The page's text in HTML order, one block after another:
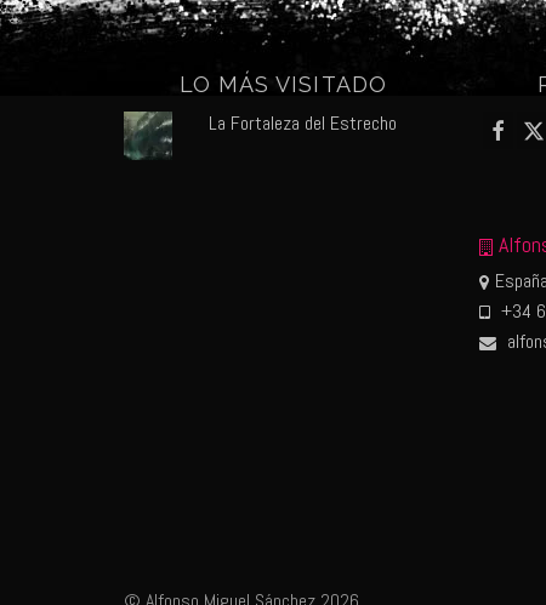
LO MÁS VISITADO
La Fortaleza del Estrecho
+34